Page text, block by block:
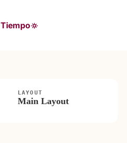
Tiempo
LAYOUT
Main Layout